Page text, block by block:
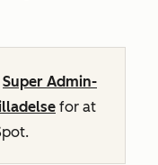
Super Admin-
for at